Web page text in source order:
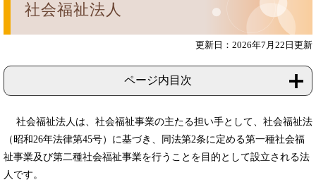
社会福祉法人
更新日：2026年7月22日更新
ページ内目次
社会福祉法人は、社会福祉事業の主たる担い手として、社会福祉法
（昭和26年法律第45号）に基づき、同法第2条に定める第一種社会福
祉事業及び第二種社会福祉事業を行うことを目的として設立される法
人です。